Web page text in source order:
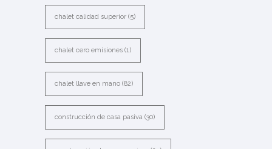
chalet calidad superior (5)
chalet cero emisiones (1)
chalet llave en mano (82)
construcción de casa pasiva (30)